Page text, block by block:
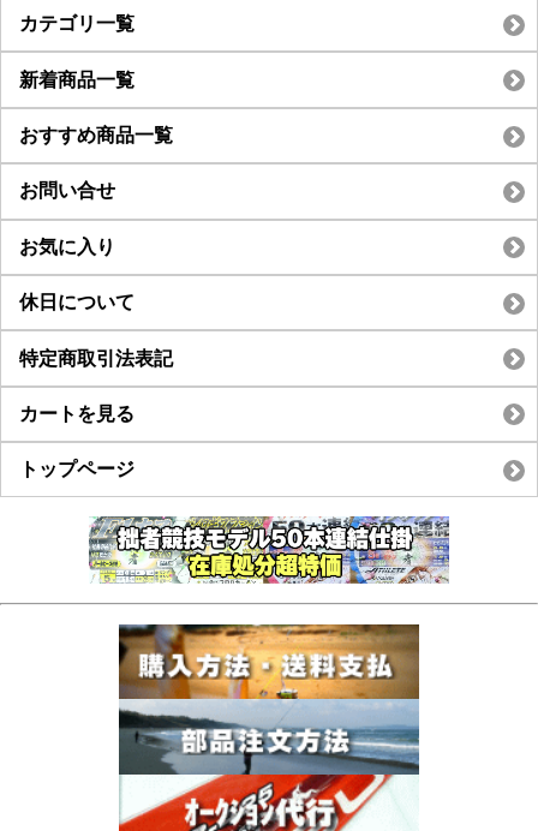
カテゴリ一覧
新着商品一覧
おすすめ商品一覧
お問い合せ
お気に入り
休日について
特定商取引法表記
カートを見る
トップページ